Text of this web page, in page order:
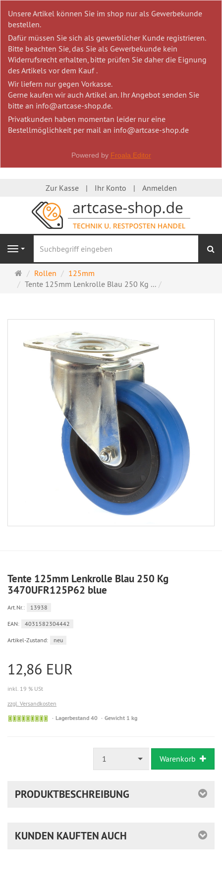
Unsere Artikel können Sie im shop nur als Gewerbekunde
bestellen.
Dafür müssen Sie sich als gewerblicher Kunde registrieren.
Bitte beachten Sie, das Sie als Gewerbekunde kein
Widerrufsrecht erhalten, bitte prüfen Sie daher die Eignung
des Artikels vor dem Kauf .
Wir liefern nur gegen Vorkasse.
Gerne kaufen wir auch Artikel an. Ihr Angebot senden Sie
bitte an info@artcase-shop.de.
Privatkunden haben momentan leider nur eine
Bestellmöglichkeit per mail an info@artcase-shop.de
Powered by Froala Editor
Zur Kasse Ihr Konto Anmelden
Navigation
Startseite
Rollen
125mm
Tente 125mm Lenkrolle Blau 250 Kg ...
Tente 125mm Lenkrolle Blau 250 Kg
3470UFR125P62 blue
Art.Nr.: 13938
EAN: 4031582304442
Artikel-Zustand: neu
12,86 EUR
inkl. 19 % USt
zzgl. Versandkosten
Lagerbestand 40 Gewicht 1 kg
1 Warenkorb
PRODUKTBESCHREIBUNG
KUNDEN KAUFTEN AUCH